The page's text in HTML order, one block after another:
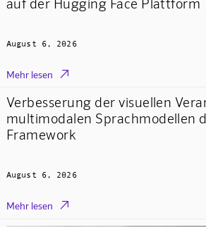
auf der Hugging Face Plattform
August 6, 2026
Mehr lesen 
Verbesserung der visuellen
multimodalen Sprachmodellen
Framework
August 6, 2026
Mehr lesen 